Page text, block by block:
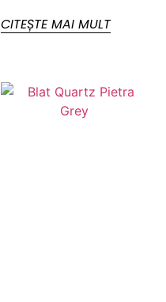
CITEȘTE MAI MULT